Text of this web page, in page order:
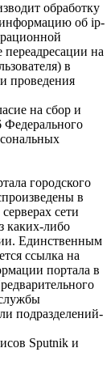
обработку
об ip-
переадресации на
в
проведения
на сбор и
Федерального
городского
в
сети
каких-либо
Единственным
ссылка на
портала в
подразделений-
Sputnik и